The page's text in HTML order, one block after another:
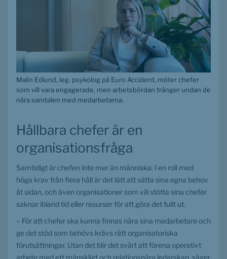
Malin Edlund, leg. psykolog på Euro Accident, möter chefer
som vill vara engagerade, men arbetsbördan tränger undan de
nära samtalen med medarbetarna.
Hållbara chefer är en
organisationsfråga
Samtidigt är chefen inte mer än människa. I en roll med
höga krav från flera håll är det lätt att sätta sina egna behov
åt sidan, och även organisationer som vill stötta sina chefer
saknar ibland tid eller resurser för att göra det fullt ut.
– För att chefer ska kunna finnas nära sina medarbetare och
ge det stöd som behövs krävs rätt organisatoriska
förutsättningar. Utan det blir det svårt att förena operativt
arbete med ett mänskligt och relationsnära ledarskap, säger